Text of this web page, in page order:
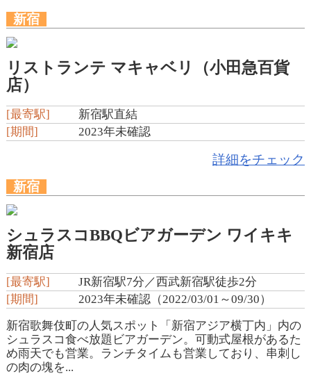
新宿
リストランテ マキャベリ（小田急百貨
店）
[最寄駅]
新宿駅直結
[期間]
2023年未確認
詳細をチェック
新宿
シュラスコBBQビアガーデン ワイキキ
新宿店
[最寄駅]
JR新宿駅7分／西武新宿駅徒歩2分
[期間]
2023年未確認（2022/03/01～09/30）
新宿歌舞伎町の人気スポット「新宿アジア横丁内」内の
シュラスコ食べ放題ビアガーデン。可動式屋根があるた
め雨天でも営業。ランチタイムも営業しており、串刺し
の肉の塊を...